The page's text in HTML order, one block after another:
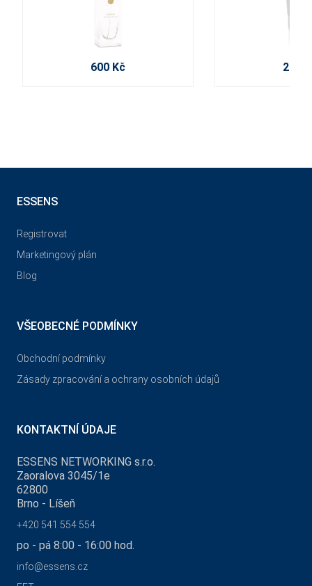
600 Kč 210
ESSENS
Registrovat
Marketingový plán
Blog
VŠEOBECNÉ PODMÍNKY
Obchodní podmínky
Zásady zpracování a ochrany osobních údajů
KONTAKTNÍ ÚDAJE
ESSENS NETWORKING s.r.o.
Zaoralova 3045/1e
62800
Brno - Líšeň
+420 541 554 554
po - pá 8:00 - 16:00 hod.
info@essens.cz